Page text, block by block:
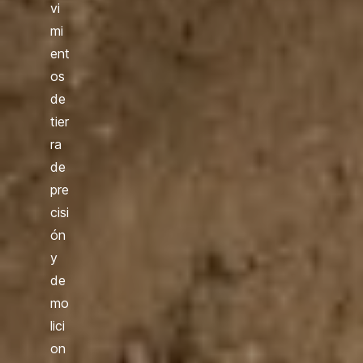
vi
mi
ent
os
de
tier
ra
de
pre
cisi
ón
y
de
mo
lici
on